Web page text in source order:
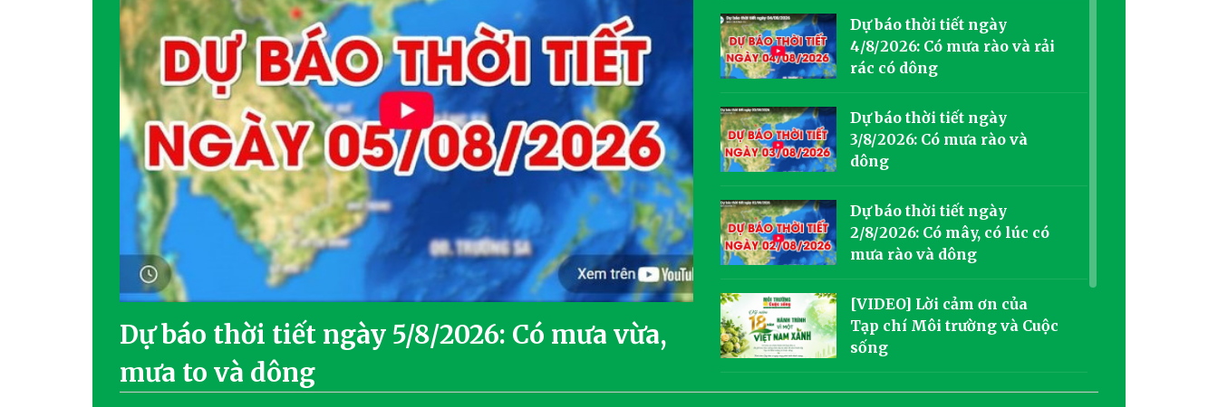
Dự báo thời tiết ngày 5/8/2026: Có mưa vừa,
mưa to và dông
Dự báo thời tiết ngày
4/8/2026: Có mưa rào và rải
rác có dông
Dự báo thời tiết ngày
3/8/2026: Có mưa rào và
dông
Dự báo thời tiết ngày
2/8/2026: Có mây, có lúc có
mưa rào và dông
[VIDEO] Lời cảm ơn của
Tạp chí Môi trường và Cuộc
sống
[Góc nhìn tuần qua]: Mưa